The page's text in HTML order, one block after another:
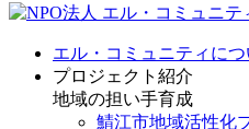
エル・コミュニティにつ
プロジェクト紹介
地域の担い手育成
鯖江市地域活性化